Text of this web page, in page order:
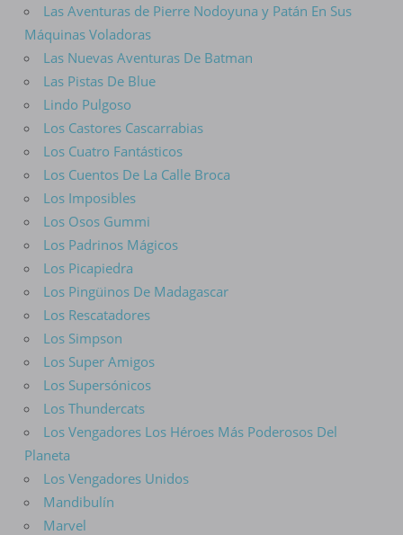
Las Aventuras de Pierre Nodoyuna y Patán En Sus
Máquinas Voladoras
Las Nuevas Aventuras De Batman
Las Pistas De Blue
Lindo Pulgoso
Los Castores Cascarrabias
Los Cuatro Fantásticos
Los Cuentos De La Calle Broca
Los Imposibles
Los Osos Gummi
Los Padrinos Mágicos
Los Picapiedra
Los Pingüinos De Madagascar
Los Rescatadores
Los Simpson
Los Super Amigos
Los Supersónicos
Los Thundercats
Los Vengadores Los Héroes Más Poderosos Del
Planeta
Los Vengadores Unidos
Mandibulín
Marvel